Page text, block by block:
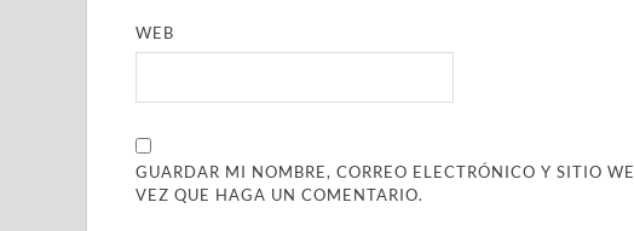
WEB
GUARDAR MI NOMBRE, CORREO ELECTRÓNICO Y SITIO
VEZ QUE HAGA UN COMENTARIO.